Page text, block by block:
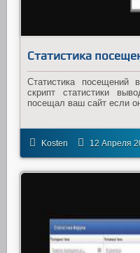
Статистика
скрипт статистики
посещал ваш сайт если
Kosten 12 Апреля